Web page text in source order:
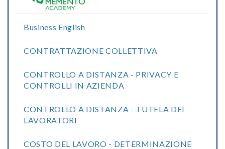
Business English
CONTRATTAZIONE COLLETTIVA
CONTROLLO A DISTANZA - PRIVACY E
CONTROLLI IN AZIENDA
CONTROLLO A DISTANZA - TUTELA DEI
LAVORATORI
COSTO DEL LAVORO - DETERMINAZIONE